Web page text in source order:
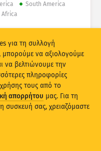
Επαναφορά
South America
Africa
FOUNDATION
Ευχαριστίες
για τη συλλογή
μπορούμε να αξιολογούμε
να βελτιώνουμε την
πληροφορίες
τους από το
απορρήτου μας. Για τη
σας, χρειαζόμαστε